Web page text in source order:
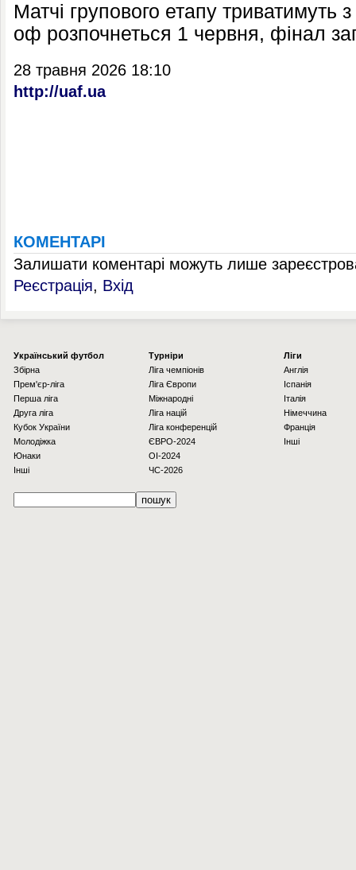
Матчі групового етапу
оф розпочнеться 1 червня, фінал
28 травня 2026 18:10
http://uaf.ua
КОМЕНТАРІ
Залишати коментарі можуть лише
Реєстрація, Вхід
Українcький футбол
Збірна
Прем'єр-ліга
Перша ліга
Друга ліга
Кубок України
Молодіжка
Юнаки
Інші
Турніри
Ліга чемпіонів
Ліга Європи
Міжнародні
Ліга націй
Ліга конференцій
ЄВРО-2024
OI-2024
ЧС-2026
Ліги
Англія
Іспанія
Італія
Німеччина
Франція
Інші